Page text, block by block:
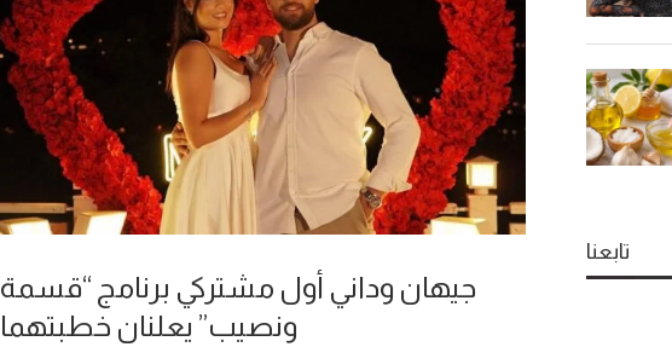
جيهان وداني أول مشتركي برنامج “قسمة
ونصيب” يعلنان خطبتهما
تابعنا